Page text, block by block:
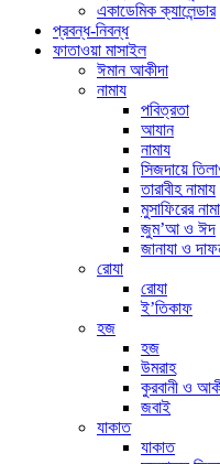
একাডেমিক ক্যালেন্ডার
প্রবন্ধ-নিবন্ধ
ফাতাওয়া মাসাইল
ঈমান আকীদা
নামায
পবিত্রতা
আযান
নামায
সিজদায়ে
তারাবীহ নামায
মুসাফিরের
জুম’আ ও ঈদ
জানাযা ও
রোযা
রোযা
ই’তিকাফ
হজ
হজ
উমরাহ
কুরবানী ও
জবাই
যাকাত
যাকাত